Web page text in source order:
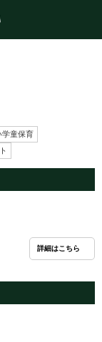
学童保育
詳細はこちら